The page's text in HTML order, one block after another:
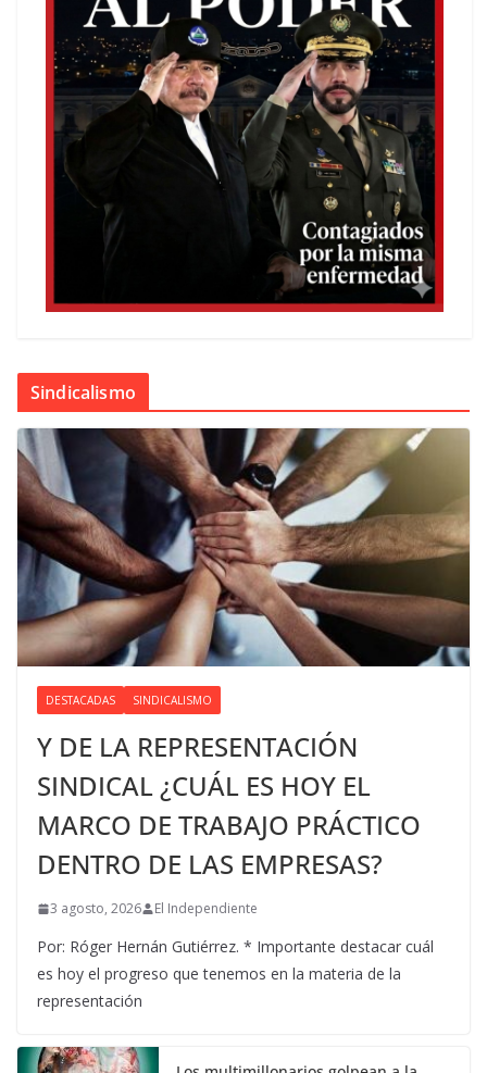
Sindicalismo
DESTACADAS SINDICALISMO
Y DE LA REPRESENTACIÓN
SINDICAL ¿CUÁL ES HOY EL
MARCO DE TRABAJO PRÁCTICO
DENTRO DE LAS EMPRESAS?
3 agosto, 2026 El Independiente
Por: Róger Hernán Gutiérrez. * Importante destacar cuál
es hoy el progreso que tenemos en la materia de la
representación